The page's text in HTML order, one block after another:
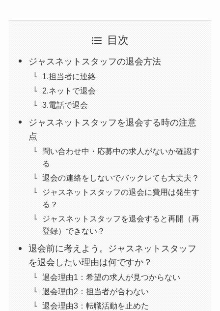
目次
ジャスネットスタッフの退会方法
1.担当者に連絡
2.ネットで退会
3.電話で退会
ジャスネットスタッフを退会する時の注意
点
問い合わせ中・応募中の求人がないか確認す
る
退会の連絡をしないでバックレても大丈夫？
ジャスネットスタッフの退会に費用は発生す
る？
ジャスネットスタッフを退会すると再開（再
登録）できない？
退会前に考えよう。ジャスネットスタッフ
を退会したい理由は何ですか？
退会理由1：希望の求人が見つからない
退会理由2：担当者が合わない
退会理由3：転職活動を止めた